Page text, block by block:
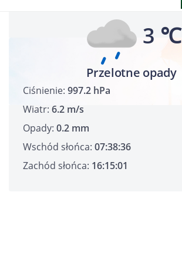
3 ℃
Przelotne opady
Ciśnienie: 997.2 hPa
Wiatr: 6.2 m/s
Opady: 0.2 mm
Wschód słońca: 07:38:36
Zachód słońca: 16:15:01